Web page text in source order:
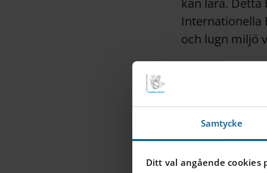
Samtycke
Ditt val angående cookies
Internationella
och lugn miljö
på att etablera
kliva in i sitt
kommer att